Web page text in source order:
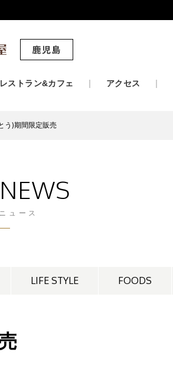
レストラン&カフェ アクセス
う)期間限定販売
ュース
LIFE STYLE FOODS